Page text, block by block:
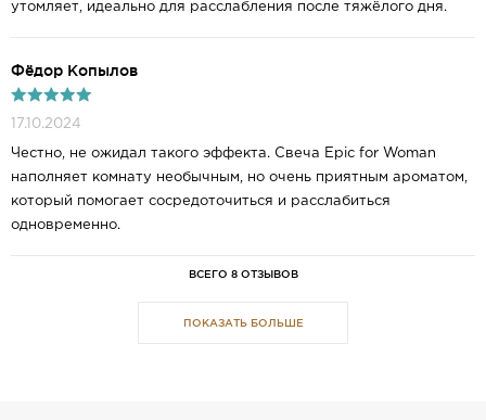
утомляет, идеально для расслабления после тяжёлого дня.
Фёдор Копылов
17.10.2024
Честно, не ожидал такого эффекта. Свеча Epic for Woman
наполняет комнату необычным, но очень приятным ароматом,
который помогает сосредоточиться и расслабиться
одновременно.
ВСЕГО 8 ОТЗЫВОВ
ПОКАЗАТЬ БОЛЬШЕ